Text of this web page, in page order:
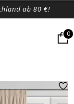
ab 80 €!
0